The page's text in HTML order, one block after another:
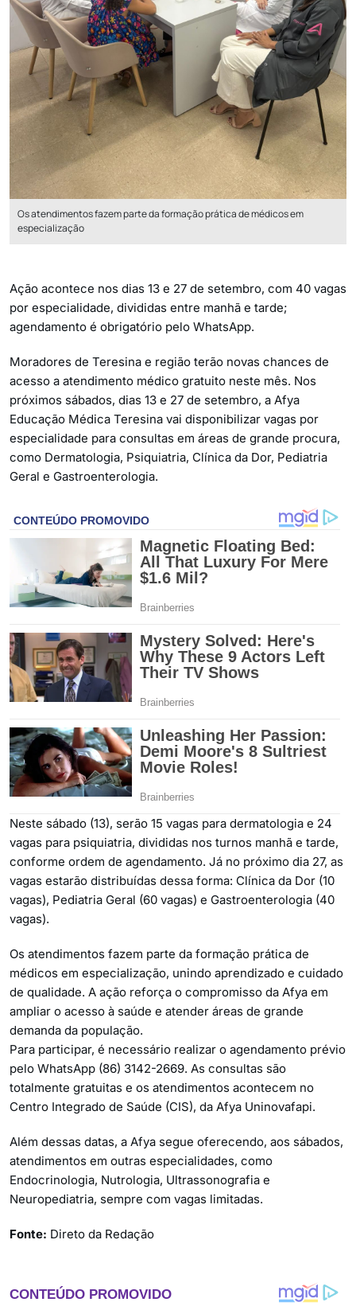
Os atendimentos fazem parte da formação prática de médicos em
especialização
Ação acontece nos dias 13 e 27 de setembro, com 40 vagas
por especialidade, divididas entre manhã e tarde;
agendamento é obrigatório pelo WhatsApp.
Moradores de Teresina e região terão novas chances de
acesso a atendimento médico gratuito neste mês. Nos
próximos sábados, dias 13 e 27 de setembro, a Afya
Educação Médica Teresina vai disponibilizar vagas por
especialidade para consultas em áreas de grande procura,
como Dermatologia, Psiquiatria, Clínica da Dor, Pediatria
Geral e Gastroenterologia.
Neste sábado (13), serão 15 vagas para dermatologia e 24
vagas para psiquiatria, divididas nos turnos manhã e tarde,
conforme ordem de agendamento. Já no próximo dia 27, as
vagas estarão distribuídas dessa forma: Clínica da Dor (10
vagas), Pediatria Geral (60 vagas) e Gastroenterologia (40
vagas).
Os atendimentos fazem parte da formação prática de
médicos em especialização, unindo aprendizado e cuidado
de qualidade. A ação reforça o compromisso da Afya em
ampliar o acesso à saúde e atender áreas de grande
demanda da população.
Para participar, é necessário realizar o agendamento prévio
pelo WhatsApp (86) 3142-2669. As consultas são
totalmente gratuitas e os atendimentos acontecem no
Centro Integrado de Saúde (CIS), da Afya Uninovafapi.
Além dessas datas, a Afya segue oferecendo, aos sábados,
atendimentos em outras especialidades, como
Endocrinologia, Nutrologia, Ultrassonografia e
Neuropediatria, sempre com vagas limitadas.
Fonte: Direto da Redação